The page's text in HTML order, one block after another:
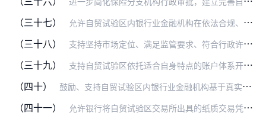
（三十七） 允许自贸试验区内银行业金融机构在依法合规、风险可控的前提下按相关规定为境外机构办理人民币衍生产品等业务。（负责部门：人民银行、银保监会、外汇局）
（三十八） 支持坚持市场定位、满足监管要求、符合行政许可相关业务资格条件的地方法人银行在依法合规、风险可控的前提下开展人民币与外汇衍生产品业务，或申请与具备资格的银行业金融…
（三十九） 支持自贸试验区依托适合自身特点的账户体系开展人民币跨境业务。（负责部门：人民银行）
（四十） 鼓励、支持自贸试验区内银行业金融机构基于真实需求和审慎原则向境外机构和境外项目发放人民币贷款，满足“走出去”企业的海外投资、项目建设、工程承包、大型设备出口等融…
（四十一） 允许银行将自贸试验区交易所出具的纸质交易凭证（须经交易双方确认）替代双方贸易合同，作为贸易真实性审核依据。（负责部门：银保监会）